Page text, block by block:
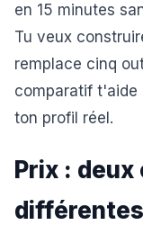
en 15 minutes
Tu veux
remplace cinq
comparatif t'aide
ton profil réel.
Prix :
différentes